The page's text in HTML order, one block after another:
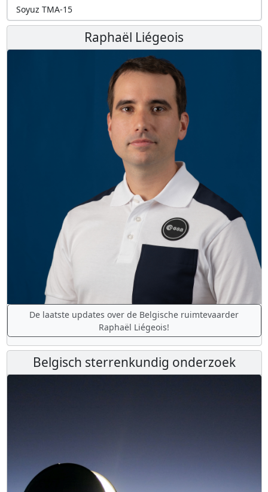
Soyuz TMA-15
Raphaël Liégeois
De laatste updates over de Belgische ruimtevaarder
Raphaël Liégeois!
Belgisch sterrenkundig onderzoek